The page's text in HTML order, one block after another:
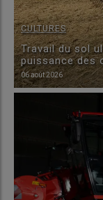
CULTURES
Travail du sol
puissance des
06 août 2026